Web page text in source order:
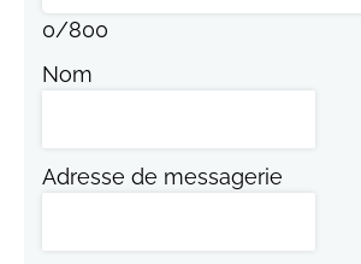
0/800
Nom
Adresse de messagerie